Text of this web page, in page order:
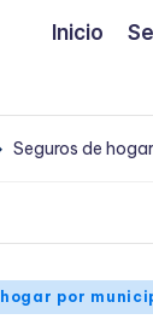
Inicio
Seguros de
por